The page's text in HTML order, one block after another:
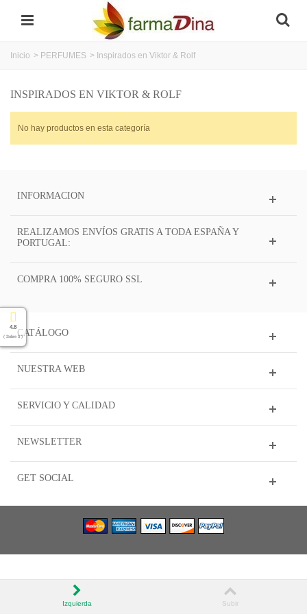
4.8
( Sobre 5 )
Inicio > PERFUMES > Inspirados en Viktor & Rolf
INSPIRADOS EN VIKTOR & ROLF
No hay productos en esta categoría
INFORMACION
REALIZAMOS ENVÍOS GRATIS A TODA ESPAÑA Y
PORTUGAL:
COMPRA 100% SEGURO SSL
CATÁLOGO
NUESTRA WEB
SERVICIO Y CALIDAD
NEWSLETTER
GET SOCIAL
Izquierda Subir